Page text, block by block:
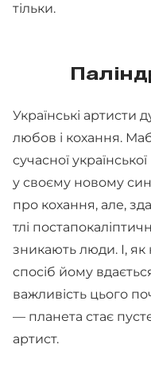
тільки.
Українські артисти
любов і кохання.
сучасної
у своєму новому
про кохання, але,
тлі
зникають люди. І,
спосіб йому
важливість цього
— планета стає
артист.